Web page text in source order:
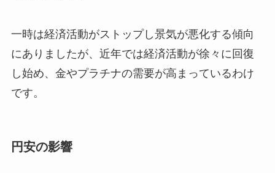
一時は経済活動がストップし景気が悪化する傾向
にありましたが、近年では経済活動が徐々に回復
し始め、金やプラチナの需要が高まっているわけ
です。
円安の影響